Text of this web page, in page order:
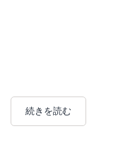
続きを読む